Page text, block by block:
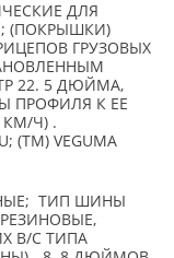
ДЛЯ
(ПОКРЫШКИ)
ГРУЗОВЫХ
22. 5 ДЮЙМА,
ПРОФИЛЯ К ЕЕ
КМ/Ч) .
(TM) VEGUMA
ТИП ШИНЫ
В/С ТИПА